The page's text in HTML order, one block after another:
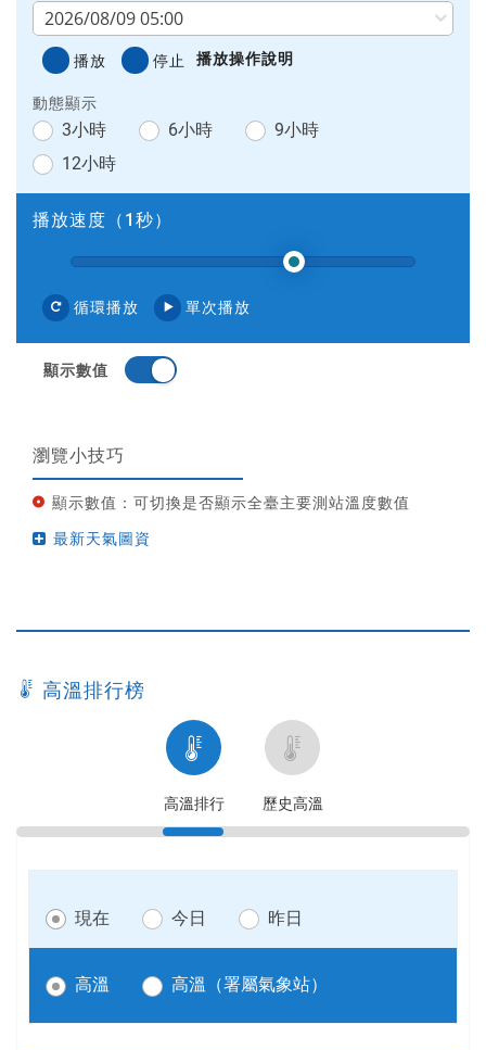
播放 停止 播放操作說明
動態顯示
3小時 6小時
9小時
12小時
播放速度（ 1 秒）
.
循環播放 單次播放
顯示數值
瀏覽小技巧
顯示數值：可切換是否顯示全臺主要測站溫度數值
最新天氣圖資
高溫排行榜
高
溫
行
高溫排行
歷
史
溫
歷史高溫
現在 今日 昨日
高溫 高溫（署屬氣象站）